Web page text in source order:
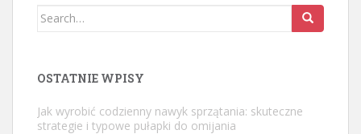
Search
OSTATNIE WPISY
Jak wyrobić codzienny nawyk sprzątania: skuteczne
strategie i typowe pułapki do omijania